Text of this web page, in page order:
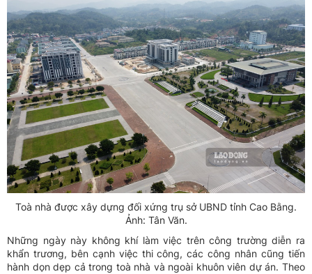
Toà nhà được xây dựng đối xứng trụ sở UBND tỉnh Cao Bằng.
Ảnh: Tân Văn.
Những ngày này không khí làm việc trên công trường diễn ra
khẩn trương, bên cạnh việc thi công, các công nhân cũng tiến
hành dọn dẹp cả trong toà nhà và ngoài khuôn viên dự án. Theo